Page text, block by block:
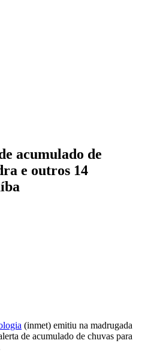
acumulado de
e outros 14
(inmet) emitiu na madrugada
de acumulado de chuvas para